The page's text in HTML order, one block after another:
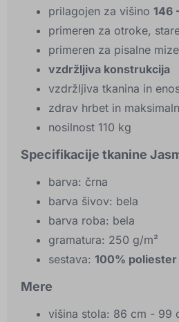
prilagojen za višino 146
primeren za otroke,
primeren za pisalne
vzdržljiva konstrukcija
vzdržljiva tkanina in
zdrav hrbet in
nosilnost 110 kg
Specifikacije tkanine
barva: črna
barva šivov: bela
barva roba: bela
gramatura: 250 g/m²
sestava: 100% poliester
Mere
višina stola: 86 cm - 99